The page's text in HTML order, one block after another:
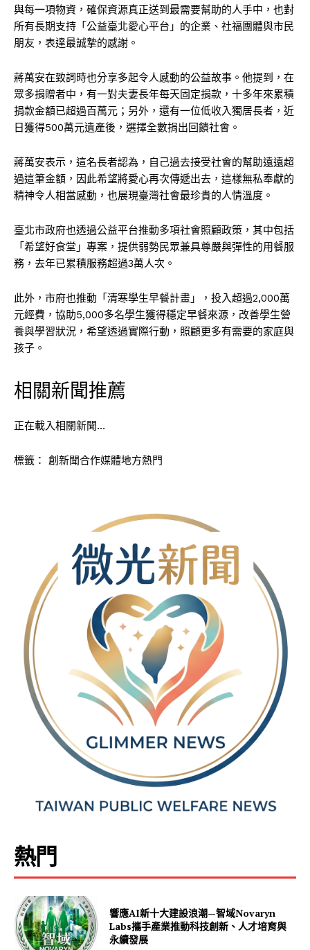
與每一項物資，確保資源真正送到最需要幫助的人手中，也對
所有長期支持「公益臺北愛心平台」的企業、社福團體與市民
朋友，表達最誠摯的感謝。
蔣萬安在致詞時也分享多起令人感動的公益故事。他提到，在
眾多捐贈者中，有一對夫妻長年每天固定捐款，十多年來累積
捐款金額已超過百萬元；另外，還有一位低收入獨居長者，近
日獲得500萬元遺產後，選擇全數捐出回饋社會。
蔣萬安表示，這名長者認為，自己過去接受社會的幫助遠遠超
過這筆金額，因此希望將愛心再次傳遞出去，這樣無私奉獻的
精神令人相當感動，也展現臺灣社會最珍貴的人情溫度。
臺北市政府也透過公益平台推動多項社會照顧政策，其中包括
「希望好食堂」專案，提供弱勢民眾兼具尊嚴與彈性的用餐服
務，去年已累積服務超過3萬人次。
此外，市府也推動「清寒學生早餐計畫」，投入超過2,000萬
元經費，協助5,000多名學生獲得穩定早餐來源，改善學生營
養與學習狀況，希望透過實際行動，照顧更多有需要的家庭與
孩子。
相關新聞推薦
正在載入相關新聞…
標籤： 創新聞合作媒體地方熱門
熱門
響應AI新十大建設浪潮—智域Novaryn
Labs攜手產業推動科技創新、人才培育與
永續發展